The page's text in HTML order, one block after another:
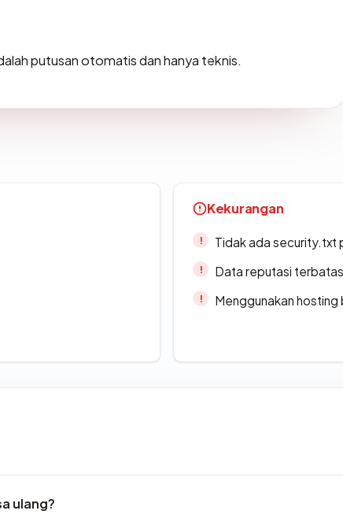
putusan otomatis dan hanya teknis.
Kekurangan
Tidak ada security.txt
Data reputasi
Menggunakan
ulang?